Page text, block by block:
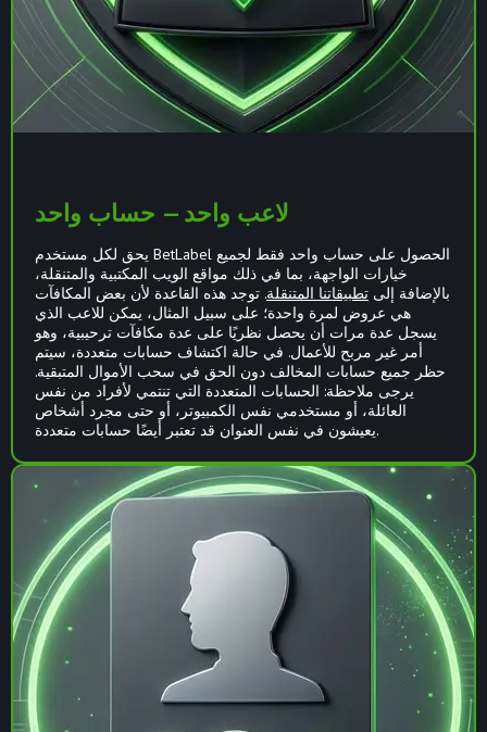
لاعب واحد — حساب واحد
يحق لكل مستخدم BetLabel الحصول على حساب واحد فقط لجميع
خيارات الواجهة، بما في ذلك مواقع الويب المكتبية والمتنقلة،
بالإضافة إلى تطبيقاتنا المتنقلة. توجد هذه القاعدة لأن بعض المكافآت
هي عروض لمرة واحدة؛ على سبيل المثال، يمكن للاعب الذي
يسجل عدة مرات أن يحصل نظريًا على عدة مكافآت ترحيبية، وهو
أمر غير مربح للأعمال. في حالة اكتشاف حسابات متعددة، سيتم
حظر جميع حسابات المخالف دون الحق في سحب الأموال المتبقية.
يرجى ملاحظة: الحسابات المتعددة التي تنتمي لأفراد من نفس
العائلة، أو مستخدمي نفس الكمبيوتر، أو حتى مجرد أشخاص
يعيشون في نفس العنوان قد تعتبر أيضًا حسابات متعددة.